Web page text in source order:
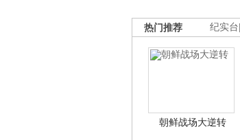
纪实台
热门推荐
朝鲜战场大逆转